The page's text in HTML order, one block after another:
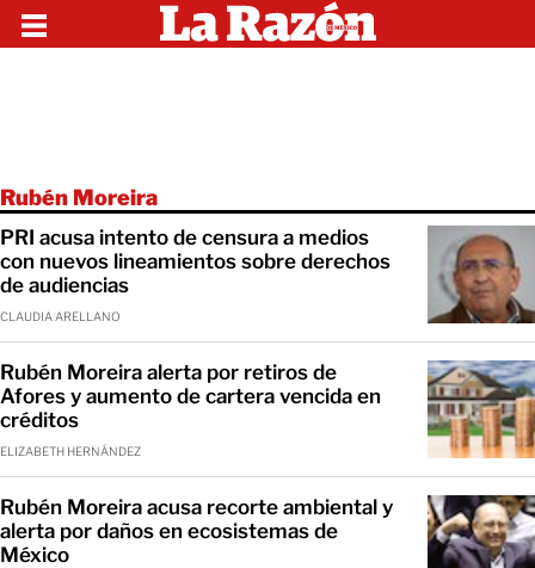
Rubén Moreira
PRI acusa intento de censura a medios
con nuevos lineamientos sobre derechos
de audiencias
CLAUDIA ARELLANO
Rubén Moreira alerta por retiros de
Afores y aumento de cartera vencida en
créditos
ELIZABETH HERNÁNDEZ
Rubén Moreira acusa recorte ambiental y
alerta por daños en ecosistemas de
México